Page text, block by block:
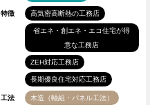
特徴 高気密高断熱の工務店
省エネ・創エネ・エコ住宅が得
意な工務店
ZEH対応工務店
長期優良住宅対応工務店
工法 木造（軸組・パネル工法）